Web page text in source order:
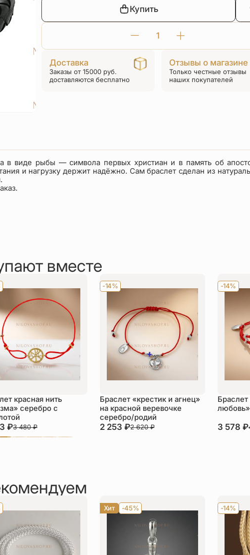
Купить
Количество
товара
Браслет
«Рыба.
Молитва
Доставка
Заказы от 15000 руб.
доставляются бесплатно
Отзывы о магазине
Только честные отзывы
наших покупателей
в виде рыбы — символа первых христиан и в память об
и нагрузку держит надёжно. Сам браслет сделан из
вместе
красная нить
серебро с
₽3 480₽
-14%
Браслет «крестик и агнец»
на красной веревочке
серебро/родий
2 253 ₽2 620₽
-14%
Браслет
3 578 ₽
Хит -45% -14%